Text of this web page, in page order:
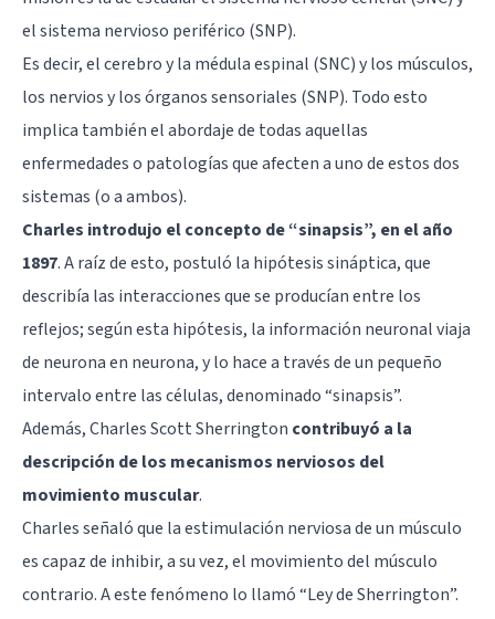
el sistema nervioso periférico (SNP).
Es decir, el cerebro y la médula espinal (SNC) y los músculos,
los nervios y los órganos sensoriales (SNP). Todo esto
implica también el abordaje de todas aquellas
enfermedades o patologías que afecten a uno de estos dos
sistemas (o a ambos).
Charles introdujo el concepto de “sinapsis”, en el año
1897. A raíz de esto, postuló la hipótesis sináptica, que
describía las interacciones que se producían entre los
reflejos; según esta hipótesis, la información neuronal viaja
de neurona en neurona, y lo hace a través de un pequeño
intervalo entre las células, denominado “sinapsis”.
Además, Charles Scott Sherrington contribuyó a la
descripción de los mecanismos nerviosos del
movimiento muscular.
Charles señaló que la estimulación nerviosa de un músculo
es capaz de inhibir, a su vez, el movimiento del músculo
contrario. A este fenómeno lo llamó “Ley de Sherrington”.